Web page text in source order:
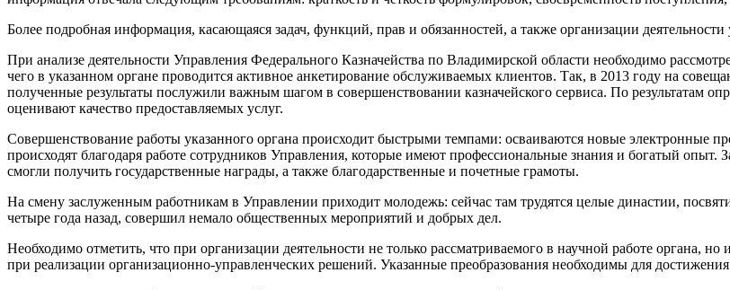
Более подробная информация, касающаяся задач, функций, прав и обязанностей, а также организации
При анализе деятельности Управления Федерального Казначейства по Владимирской области необходимо
чего в указанном органе проводится активное анкетирование обслуживаемых клиентов. Так, в 2013 году на
полученные результаты послужили важным шагом в совершенствовании казначейского сервиса. По результатам
оценивают качество предоставляемых услуг.
Совершенствование работы указанного органа происходит быстрыми темпами: осваиваются новые электронные
происходят благодаря работе сотрудников Управления, которые имеют профессиональные знания и богатый опыт.
смогли получить государственные награды, а также благодарственные и почетные грамоты.
На смену заслуженным работникам в Управлении приходит молодежь: сейчас там трудятся целые династии,
четыре года назад, совершил немало общественных мероприятий и добрых дел.
Необходимо отметить, что при организации деятельности не только рассматриваемого в научной работе органа,
при реализации организационно-управленческих решений. Указанные преобразования необходимы для